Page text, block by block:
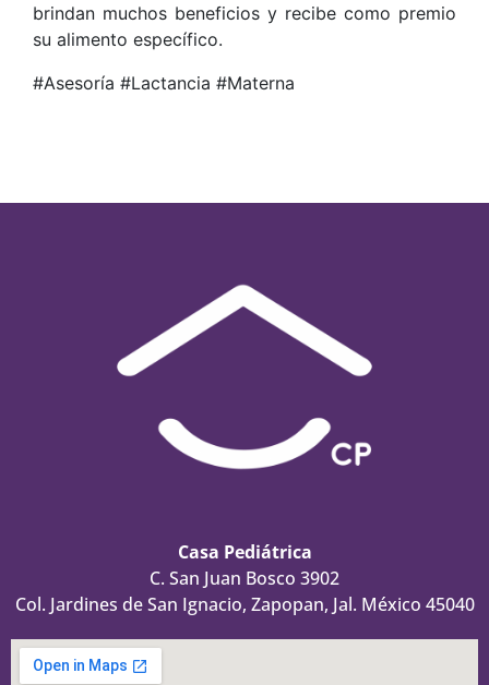
brindan muchos beneficios y recibe como premio
su alimento específico.
#Asesoría #Lactancia #Materna
Casa Pediátrica
C. San Juan Bosco 3902
Col. Jardines de San Ignacio, Zapopan, Jal. México 45040